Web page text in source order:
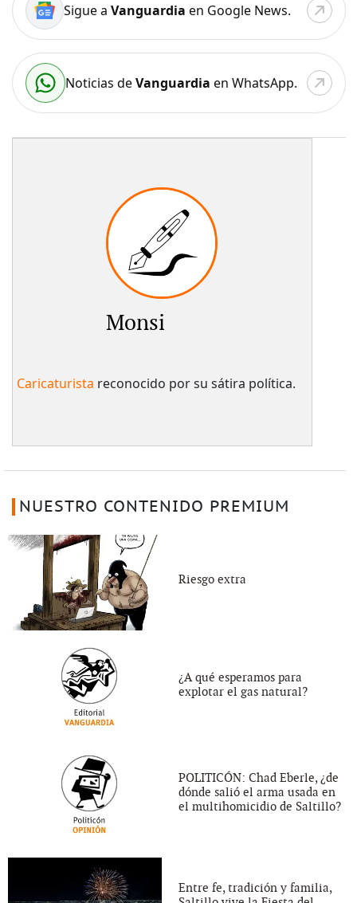
Sigue a Vanguardia en Google News.
Noticias deVanguardia en WhatsApp.
Monsi
Caricaturista reconocido por su sátira política.
NUESTRO CONTENIDO PREMIUM
Riesgo extra
¿A qué esperamos para
explotar el gas natural?
POLITICÓN: Chad Eberle, ¿de
dónde salió el arma usada en
el multihomicidio de Saltillo?
Entre fe, tradición y familia,